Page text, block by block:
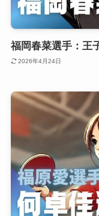
福岡春菜選手：王
2026年4月24日